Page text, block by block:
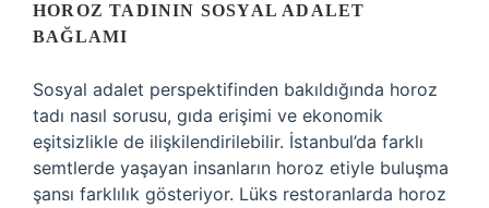
HOROZ TADININ SOSYAL ADALET
BAĞLAMI
Sosyal adalet perspektifinden bakıldığında horoz
tadı nasıl sorusu, gıda erişimi ve ekonomik
eşitsizlikle de ilişkilendirilebilir. İstanbul’da farklı
semtlerde yaşayan insanların horoz etiyle buluşma
şansı farklılık gösteriyor. Lüks restoranlarda horoz